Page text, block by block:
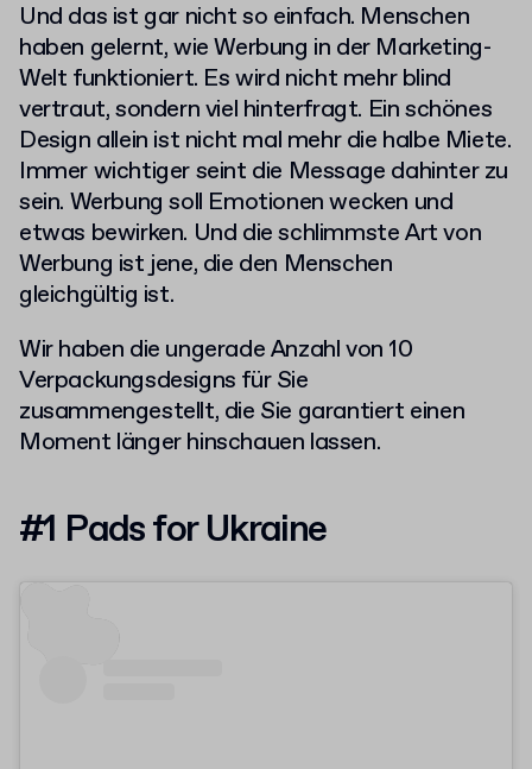
Und das ist gar nicht so einfach. Menschen
haben gelernt, wie Werbung in der Marketing-
Welt funktioniert. Es wird nicht mehr blind
vertraut, sondern viel hinterfragt. Ein schönes
Design allein ist nicht mal mehr die halbe Miete.
Immer wichtiger seint die Message dahinter zu
sein. Werbung soll Emotionen wecken und
etwas bewirken. Und die schlimmste Art von
Werbung ist jene, die den Menschen
gleichgültig ist.
Wir haben die ungerade Anzahl von 10
Verpackungsdesigns für Sie
zusammengestellt, die Sie garantiert einen
Moment länger hinschauen lassen.
#1 Pads for Ukraine